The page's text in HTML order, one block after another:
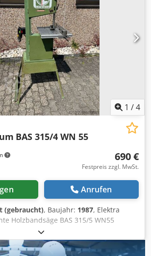
sowie Irrtümer vorbehalten. Änderungen,
sowie Irrtümer vorbehalten.
1 /4
BAS 315/4 WN 55
690 €
Festpreis zzgl. MwSt.
Anrufen
(gebraucht), Baujahr: 1987, Elektra
Holzbandsäge BAS 315/5 WN55
Nr.: 2106584 Sägeblattlänge:
230 Volt Schnitttiefe: 170mm
Standort: ab Lager 54634